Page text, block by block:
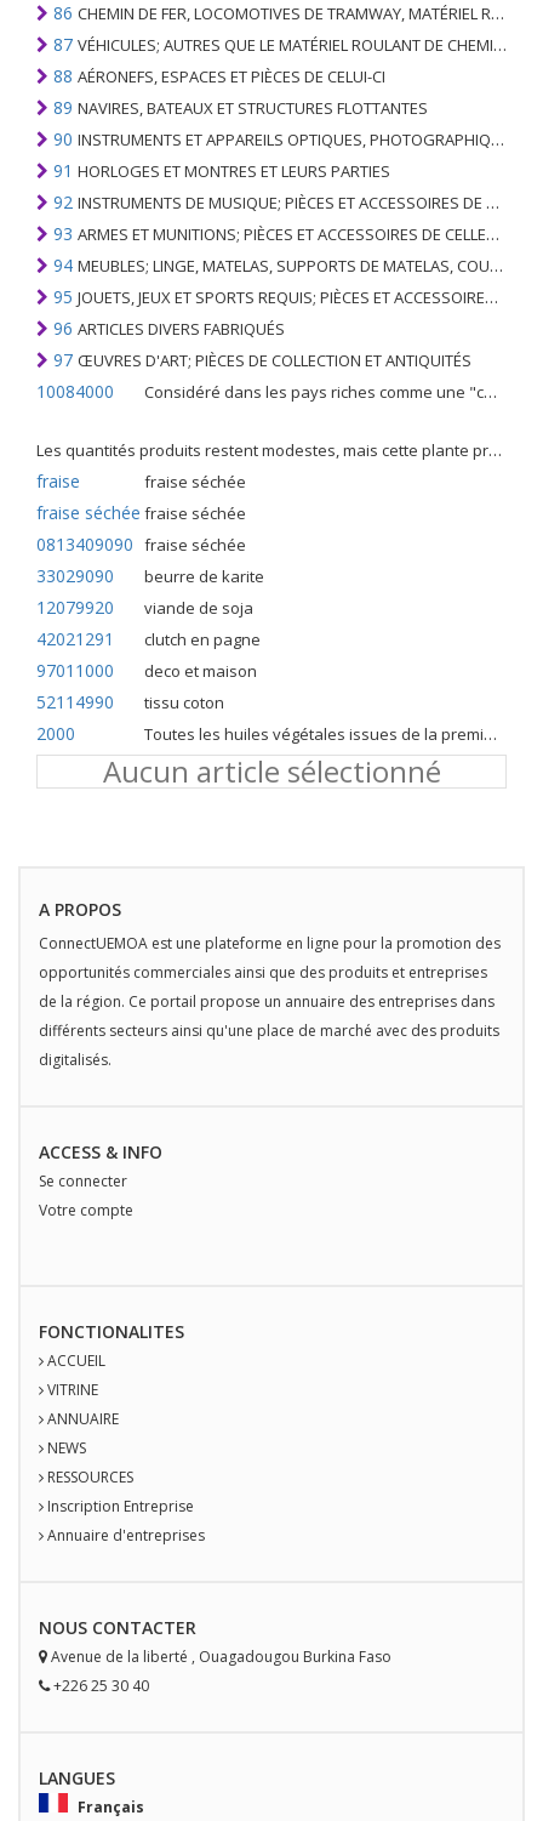
86 CHEMIN DE FER, LOCOMOTIVES DE TRAMWAY, MATÉRIEL ROULANT ET LEURS PARTIES; RACCORDS DE CHEMIN DE FER OU DE TRAMWAY ET RACCORDS ET PIÈCES DE CELLES-CI; ÉQUIPEMENT DE SIGNALISATION DE TRAFIC MÉCANIQUE (Y COMPRIS ÉLECTRO-MÉCANIQUE) DE TOUS TYPES
87 VÉHICULES; AUTRES QUE LE MATÉRIEL ROULANT DE CHEMIN DE FER OU DE TRAMWAY, ET LEURS PIÈCES ET ACCESSOIRES
88 AÉRONEFS, ESPACES ET PIÈCES DE CELUI-CI
89 NAVIRES, BATEAUX ET STRUCTURES FLOTTANTES
90 INSTRUMENTS ET APPAREILS OPTIQUES, PHOTOGRAPHIQUES, CINÉMATOGRAPHIQUES, DE MESURE, DE CONTRÔLE, DE MÉDECINE OU DE CHIRURGIE; PIÈCES ET ACCESSOIRES
91 HORLOGES ET MONTRES ET LEURS PARTIES
92 INSTRUMENTS DE MUSIQUE; PIÈCES ET ACCESSOIRES DE TELS ARTICLES
93 ARMES ET MUNITIONS; PIÈCES ET ACCESSOIRES DE CELLES-CI
94 MEUBLES; LINGE, MATELAS, SUPPORTS DE MATELAS, COUSSINS ET AMEUBLEMENT SIMILAIRE FARCI; LAMPES ET RACCORDS D'ÉCLAIRAGE, N.E.C .; SIGNES LUMINEUSES, PLAQUES DE NOMS LUMINEUSES ET SIMILAIRES; BÂTIMENTS PRÉFABRIQUÉS
95 JOUETS, JEUX ET SPORTS REQUIS; PIÈCES ET ACCESSOIRES DE CELLES-CI
96 ARTICLES DIVERS FABRIQUÉS
97 ŒUVRES D'ART; PIÈCES DE COLLECTION ET ANTIQUITÉS
10084000 Considéré dans les pays riches comme une "céréale mineure", le fonio blanc est une graminée de la famille des poaceae cultivée pour ses graines dans certaines régions d'Afrique.
Les quantités produits restent modestes, mais cette plante présente malgré tout de nombreuses qualités. Elle est utilisé dans l'alimentation humaine et entre dans la préparation de nombreuses recettes traditionnelles africaines comme le couscous, la bouillie, les boulettes, les beignets et même le pain.
fraise fraise séchée
fraise séchée fraise séchée
0813409090 fraise séchée
33029090 beurre de karite
12079920 viande de soja
42021291 clutch en pagne
97011000 deco et maison
52114990 tissu coton
2000 Toutes les huiles végétales issues de la première pression à froid
Aucun article sélectionné
A PROPOS
ConnectUEMOA est une plateforme en ligne pour la promotion des
opportunités commerciales ainsi que des produits et entreprises
de la région. Ce portail propose un annuaire des entreprises dans
différents secteurs ainsi qu'une place de marché avec des produits
digitalisés.
ACCESS & INFO
Se connecter
Votre compte
FONCTIONALITES
ACCUEIL
VITRINE
ANNUAIRE
NEWS
RESSOURCES
Inscription Entreprise
Annuaire d'entreprises
NOUS CONTACTER
Avenue de la liberté , Ouagadougou Burkina Faso
+226 25 30 40
LANGUES
Français